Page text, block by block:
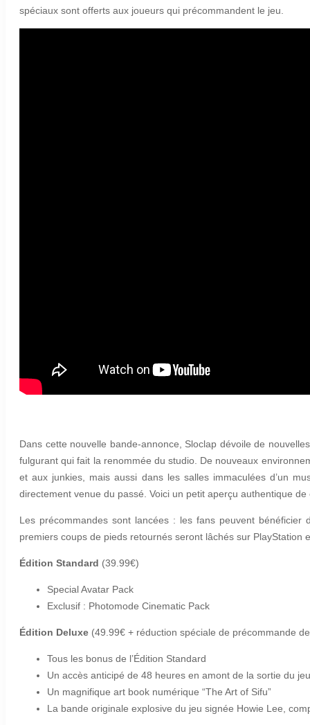
spéciaux sont offerts aux joueurs qui précommandent le jeu.
Dans cette nouvelle bande-annonce, Sloclap dévoile de
fulgurant qui fait la renommée du studio. De nouveaux
et aux junkies, mais aussi dans les salles immaculées d’un
directement venue du passé. Voici un petit aperçu authentique
Les précommandes sont lancées : les fans peuvent
premiers coups de pieds retournés seront lâchés sur PlayStation
Édition Standard (39.99€)
Special Avatar Pack
Exclusif : Photomode Cinematic Pack
Édition Deluxe (49.99€ + réduction spéciale de précommande
Tous les bonus de l’Édition Standard
Un accès anticipé de 48 heures en amont de la sortie du
Un magnifique art book numérique “The Art of Sifu”
La bande originale explosive du jeu signée Howie Lee,